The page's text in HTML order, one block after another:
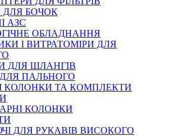
ДЛЯ БОЧОК
АЗС
ОБЛАДНАННЯ
І ВИТРАТОМІРИ ДЛЯ
ДЛЯ ШЛАНГІВ
ПАЛЬНОГО
КОЛОНКИ ТА КОМПЛЕКТИ
КОЛОНКИ
ДЛЯ РУКАВІВ ВИСОКОГО